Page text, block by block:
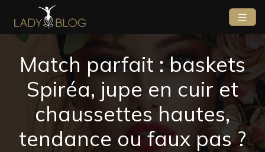
Match parfait : baskets
Spiréa, jupe en cuir et
chaussettes hautes,
tendance ou faux pas ?